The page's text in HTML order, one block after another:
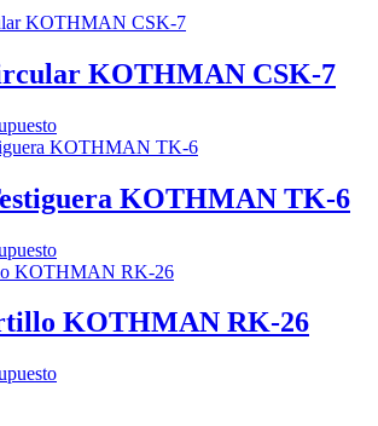
KOTHMAN CSK-7
KOTHMAN TK-6
KOTHMAN RK-26